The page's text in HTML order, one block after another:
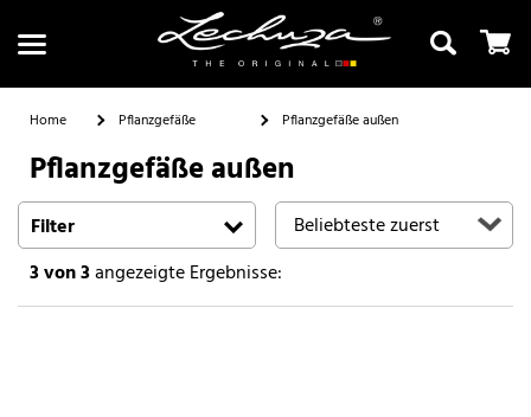
Suchen
Home Pflanzgefäße Pflanzgefäße außen
Pflanzgefäße außen
Filter
3von 3angezeigte Ergebnisse: